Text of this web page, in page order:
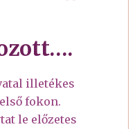
illetékes
fokon.
le előzetes